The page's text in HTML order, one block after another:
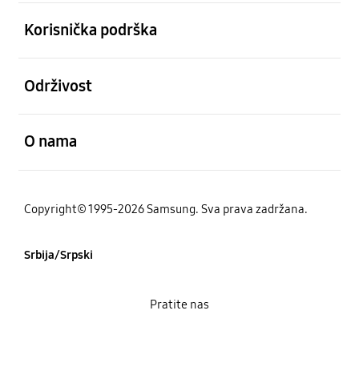
Korisnička podrška
Održivost
O nama
Copyright© 1995-2026 Samsung. Sva prava zadržana.
Srbija/Srpski
Pratite nas